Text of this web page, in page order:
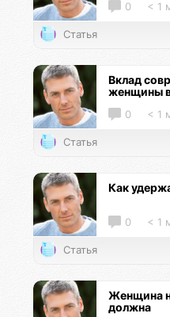
0 < 1
Статья
Вклад
женщины
0 < 1
Статья
Как
0 < 1
Статья
Женщина
должна